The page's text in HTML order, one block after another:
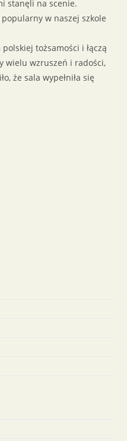
stanęli na scenie.
w naszej szkole
tożsamości i łączą
wielu wzruszeń i radości,
że sala wypełniła się